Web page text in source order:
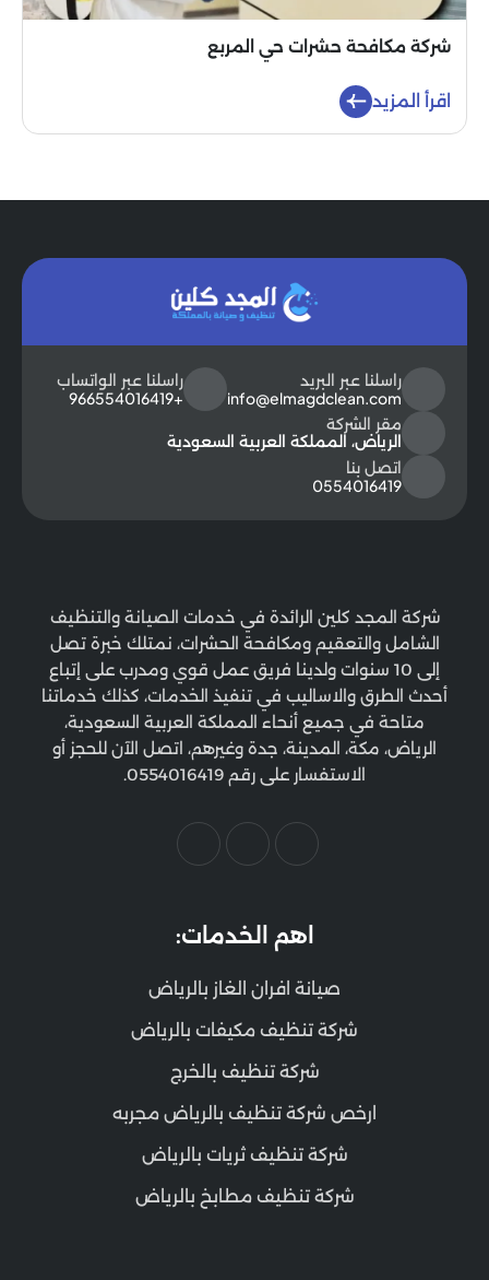
شركة مكافحة حشرات حي المربع
اقرأ المزيد
راسلنا عبر البريد
info@elmagdclean.com
راسلنا عبر الواتساب
+966554016419
مقر الشركة
الرياض، المملكة العربية السعودية
اتصل بنا
0554016419
شركة المجد كلين الرائدة في خدمات الصيانة والتنظيف
الشامل والتعقيم ومكافحة الحشرات، نمتلك خبرة تصل
إلى 10 سنوات ولدينا فريق عمل قوي ومدرب على إتباع
أحدث الطرق والاساليب في تنفيذ الخدمات، كذلك خدماتنا
متاحة في جميع أنحاء المملكة العربية السعودية،
الرياض، مكة، المدينة، جدة وغيرهم، اتصل الآن للحجز أو
الاستفسار على رقم 0554016419.
اهم الخدمات:
صيانة افران الغاز بالرياض
شركة تنظيف مكيفات بالرياض
شركة تنظيف بالخرج
ارخص شركة تنظيف بالرياض مجربه
شركة تنظيف ثريات بالرياض
شركة تنظيف مطابخ بالرياض